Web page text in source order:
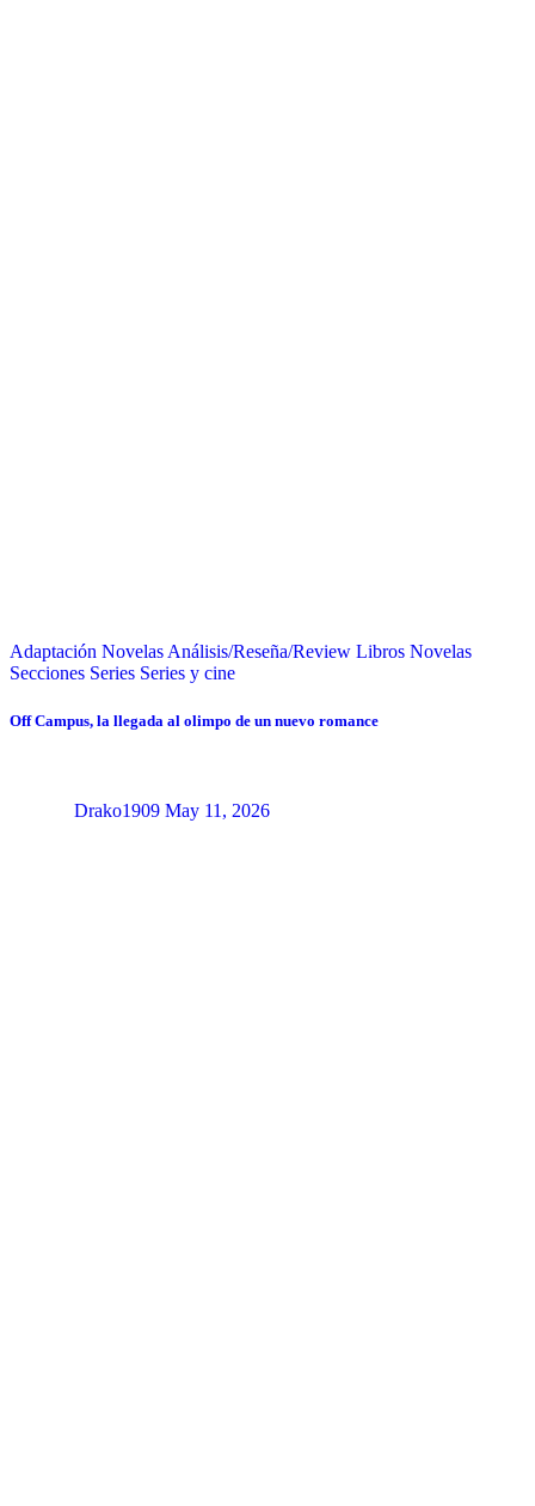
Adaptación Novelas Análisis/Reseña/Review Libros Novelas
Secciones Series Series y cine
Off Campus, la llegada al olimpo de un nuevo romance
Drako1909 May 11, 2026